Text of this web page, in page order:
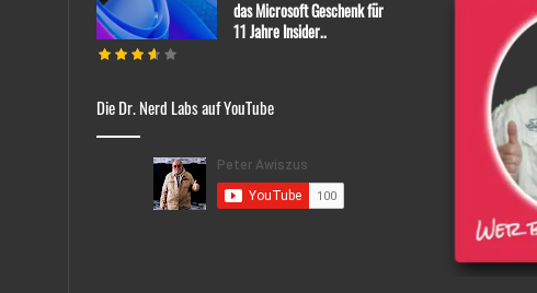
das Microsoft Geschenk für
11 Jahre Insider..
Die Dr. Nerd Labs auf YouTube